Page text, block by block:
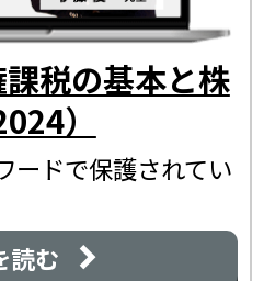
税の基本と株
）
ードで保護されてい
読む